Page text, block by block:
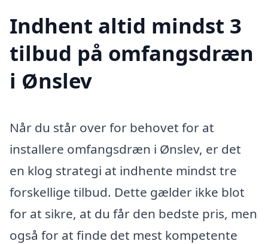
Indhent altid mindst 3
tilbud på omfangsdræn
i Ønslev
Når du står over for behovet for at
installere omfangsdræn i Ønslev, er det
en klog strategi at indhente mindst tre
forskellige tilbud. Dette gælder ikke blot
for at sikre, at du får den bedste pris, men
også for at finde det mest kompetente